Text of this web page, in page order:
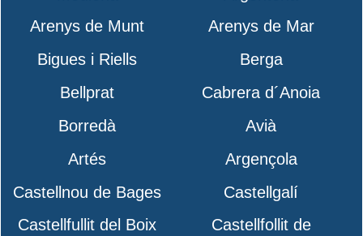
Arenys de Munt
Arenys de Mar
Bigues i Riells
Berga
Bellprat
Cabrera d´Anoia
Borredà
Avià
Artés
Argençola
Castellnou de Bages
Castellgalí
Castellfullit del Boix
Castellfollit de